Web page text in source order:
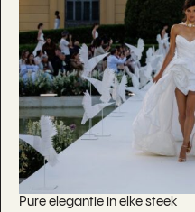
Pure elegantie in elke steek